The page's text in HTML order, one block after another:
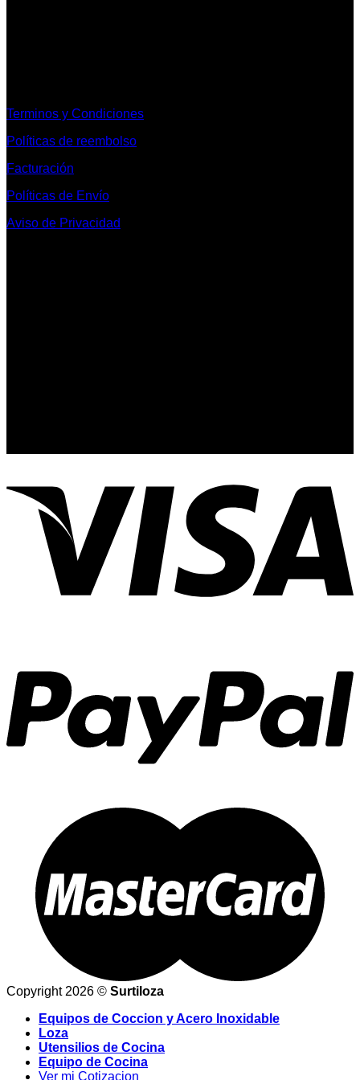
Terminos y Condiciones
Políticas de reembolso
Facturación
Políticas de Envío
Aviso de Privacidad
Copyright 2026 © Surtiloza
Equipos de Coccion y Acero Inoxidable
Loza
Utensilios de Cocina
Equipo de Cocina
Ver mi Cotizacion